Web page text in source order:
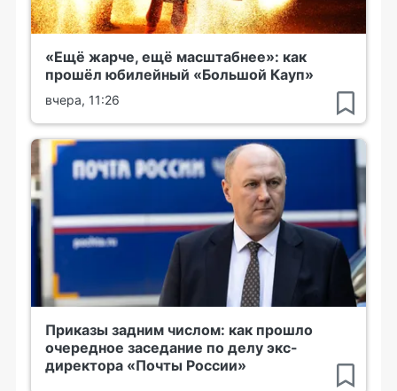
«Ещё жарче, ещё масштабнее»: как
прошёл юбилейный «Большой Кауп»
вчера, 11:26
Приказы задним числом: как прошло
очередное заседание по делу экс-
директора «Почты России»